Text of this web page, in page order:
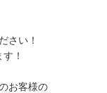
さい！
！
お客様の